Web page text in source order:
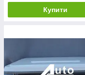
Купити